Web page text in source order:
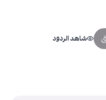
شاهد الردود